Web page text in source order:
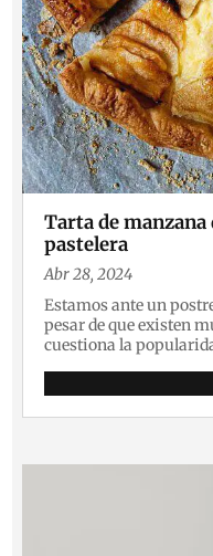
Tarta de
pastelera
Abr 28, 2024
Estamos ante un
pesar de que existen
cuestiona la